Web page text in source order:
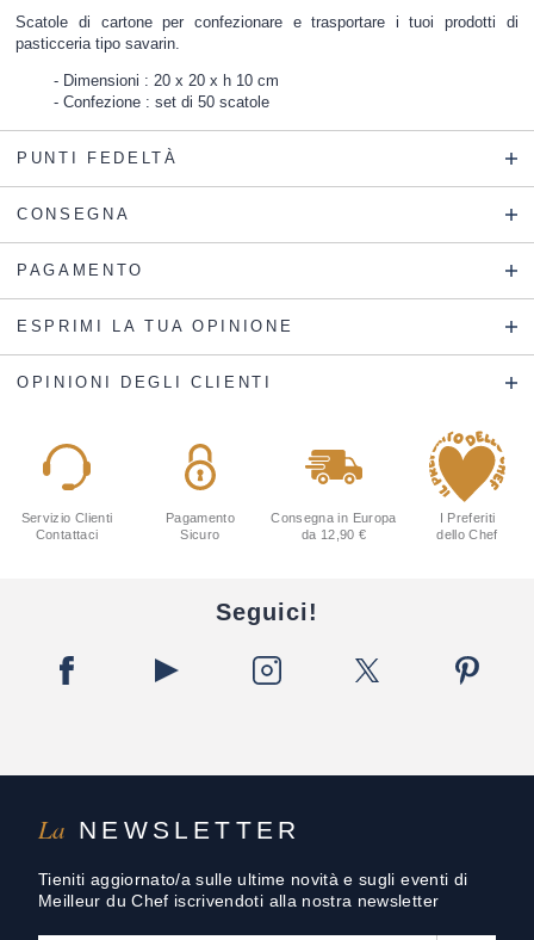
Scatole di cartone per confezionare e trasportare i tuoi prodotti di
pasticceria tipo savarin.
Dimensioni : 20 x 20 x h 10 cm
Confezione : set di 50 scatole
PUNTI FEDELTÀ
CONSEGNA
PAGAMENTO
ESPRIMI LA TUA OPINIONE
OPINIONI DEGLI CLIENTI
La NEWSLETTER
Tieniti aggiornato/a sulle ultime novità e sugli eventi di
Meilleur du Chef iscrivendoti alla nostra newsletter
Servizio Clienti
Contattaci
Pagamento
Sicuro
Consegna in Europa
da 12,90 €
I Preferiti
dello Chef
Seguici!